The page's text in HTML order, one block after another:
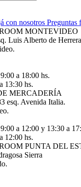
con nosotros Preguntas
MONTEVIDEO
Luis Alberto de Herrera
a 18:00 hs.
13:30 hs.
MERCADERÍA
esq. Avenida Italia.
a 12:00 y 13:30 a
12:00 hs.
PUNTA DEL
Sierra